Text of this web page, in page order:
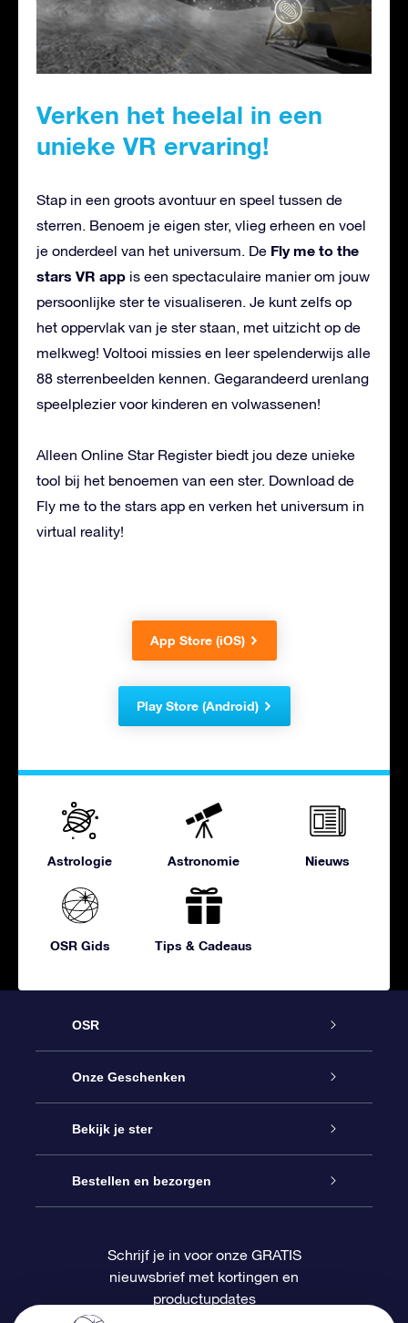
Verken het heelal in een
unieke VR ervaring!
Stap in een groots avontuur en speel tussen de
sterren. Benoem je eigen ster, vlieg erheen en voel
je onderdeel van het universum. De Fly me to the
stars VR app is een spectaculaire manier om jouw
persoonlijke ster te visualiseren. Je kunt zelfs op
het oppervlak van je ster staan, met uitzicht op de
melkweg! Voltooi missies en leer spelenderwijs alle
88 sterrenbeelden kennen. Gegarandeerd urenlang
speelplezier voor kinderen en volwassenen!
Alleen Online Star Register biedt jou deze unieke
tool bij het benoemen van een ster. Download de
Fly me to the stars app en verken het universum in
virtual reality!
App Store (iOS)
Play Store (Android)
Astrologie Astronomie Nieuws
OSR Gids Tips & Cadeaus
OSR
Service
Contact
Blog
OSR Recensies
Onze Geschenken
Online Star Gift
OSR Cadeaupakket
OSR Cadeaukaart
Bekijk je ster
Sterrenregister
Gepersonaliseerde sterrenpagina
Bestellen en bezorgen
Betalingsinformatie
Schrijf je in voor onze GRATIS
nieuwsbrief met kortingen en
productupdates